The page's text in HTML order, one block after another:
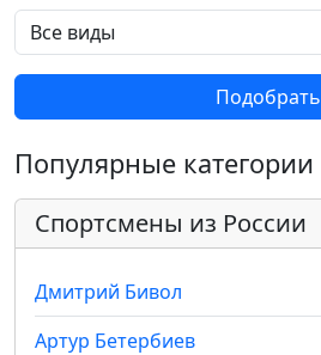
Подобрать
Популярные категории
Спортсмены из России
Дмитрий Бивол
Артур Бетербиев